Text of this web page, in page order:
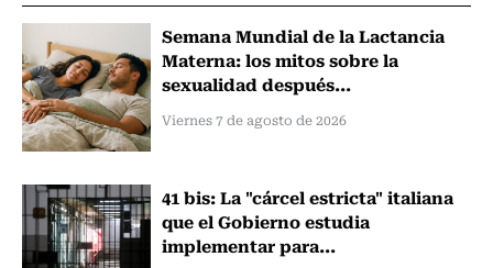
Semana Mundial de la Lactancia
Materna: los mitos sobre la
sexualidad después...
Viernes 7 de agosto de 2026
41 bis: La "cárcel estricta" italiana
que el Gobierno estudia
implementar para...